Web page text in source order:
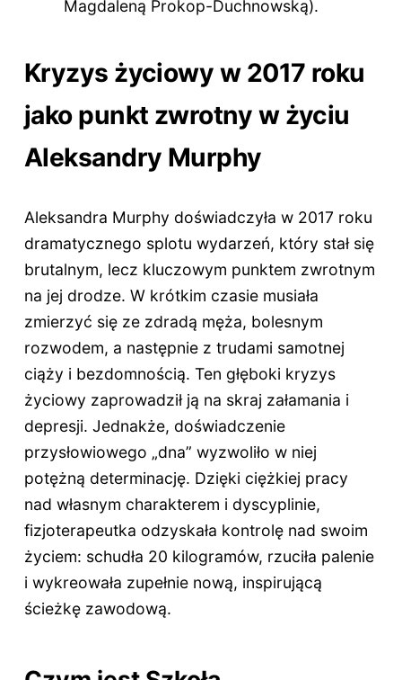
Magdaleną Prokop-Duchnowską).
Kryzys życiowy w 2017 roku
jako punkt zwrotny w życiu
Aleksandry Murphy
Aleksandra Murphy doświadczyła w 2017 roku
dramatycznego splotu wydarzeń, który stał się
brutalnym, lecz kluczowym punktem zwrotnym
na jej drodze. W krótkim czasie musiała
zmierzyć się ze zdradą męża, bolesnym
rozwodem, a następnie z trudami samotnej
ciąży i bezdomnością. Ten głęboki kryzys
życiowy zaprowadził ją na skraj załamania i
depresji. Jednakże, doświadczenie
przysłowiowego „dna” wyzwoliło w niej
potężną determinację. Dzięki ciężkiej pracy
nad własnym charakterem i dyscyplinie,
fizjoterapeutka odzyskała kontrolę nad swoim
życiem: schudła 20 kilogramów, rzuciła palenie
i wykreowała zupełnie nową, inspirującą
ścieżkę zawodową.